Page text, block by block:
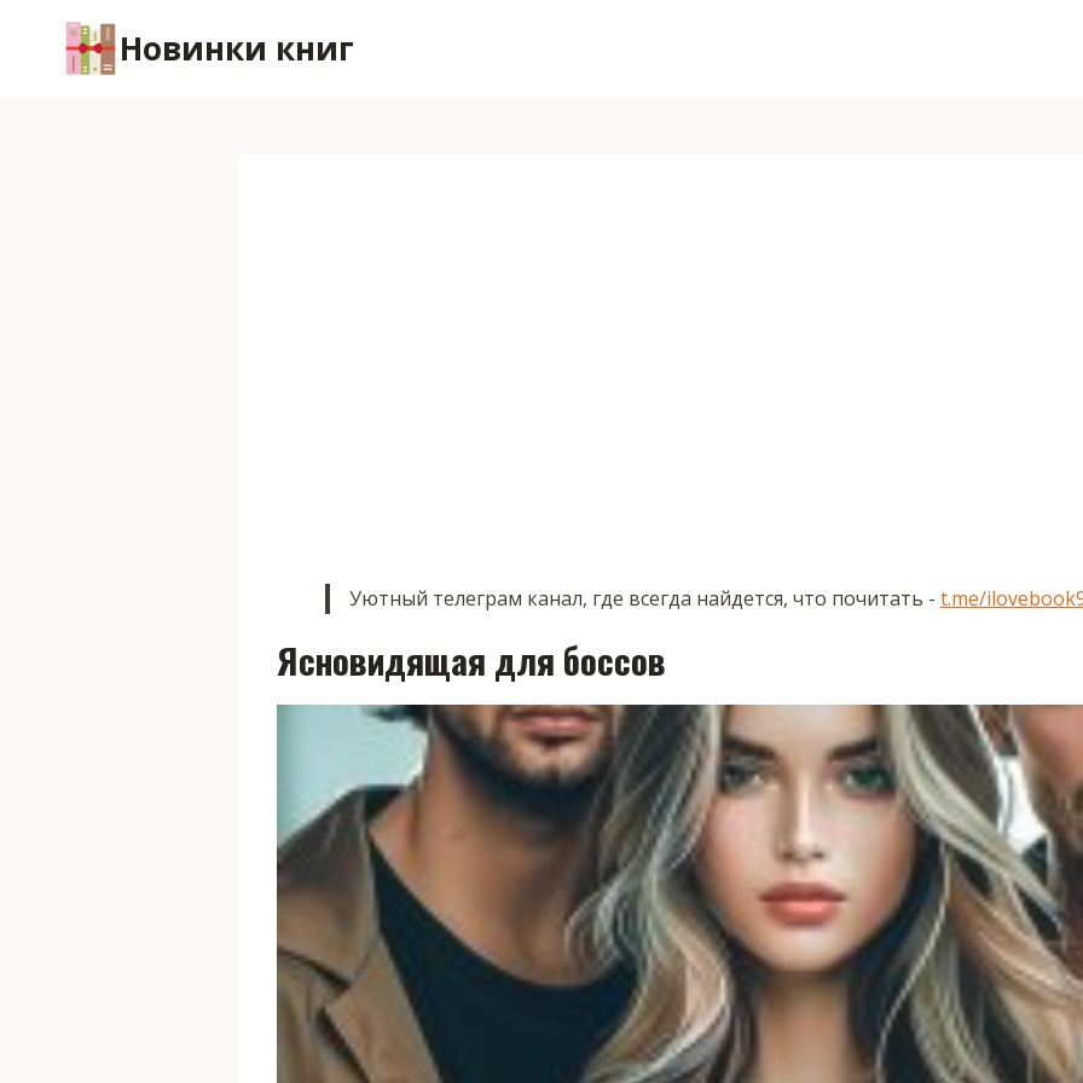
содержимому
Новинки книг
Уютный телеграм канал, где всегда найдется, что почитать - t.me/
Ясновидящая для боссов